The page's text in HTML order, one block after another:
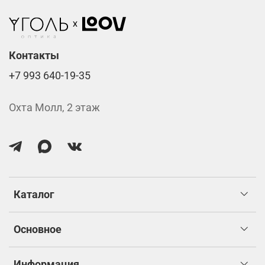
Стоимость указана за две линзы вместе с
изготовлением.
Каталог
Основное
Контакты
+7 993 640-19-35
Охта Молл, 2 этаж